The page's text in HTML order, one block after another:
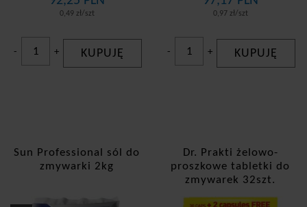
0,49 zł/szt
- + KUPUJĘ
0,97 zł/szt
- + KUPUJĘ
Sun Professional sól do
zmywarki 2kg
Dr. Prakti żelowo-
proszkowe tabletki do
zmywarek 32szt.